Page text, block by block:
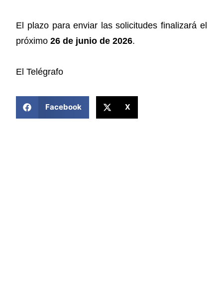
El plazo para enviar las solicitudes finalizará el
próximo26 de junio de 2026.
El Telégrafo
Facebook X